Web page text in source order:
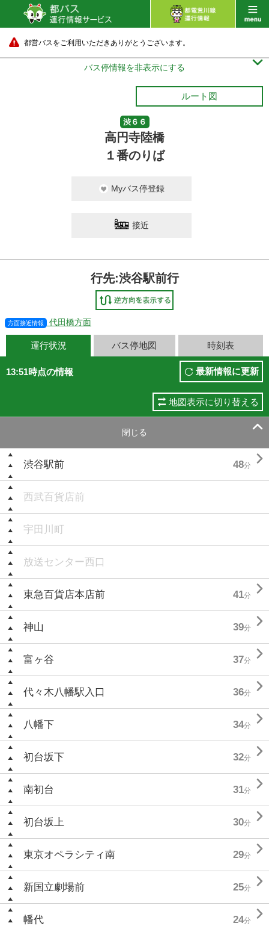
都営バスをご利用いただきありがとうございます。
バス停情報を非表示にする 
ルート図
渋６６
高円寺陸橋
１番のりば
Myバス停登録
接近
行先:渋谷駅前行
方面接近情報 代田橋方面
運行状況 バス停地図 時刻表
13:51時点の情報 最新情報に更新
地図表示に切り替える
閉じる 
渋谷駅前 48分 
西武百貨店前
宇田川町
放送センター西口
東急百貨店本店前 41分 
神山 39分 
富ヶ谷 37分 
代々木八幡駅入口 36分 
八幡下 34分 
初台坂下 32分 
南初台 31分 
初台坂上 30分 
東京オペラシティ南 29分 
新国立劇場前 25分 
幡代 24分 